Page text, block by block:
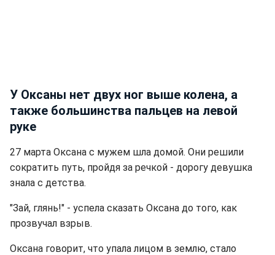
У Оксаны нет двух ног выше колена, а
также большинства пальцев на левой
руке
27 марта Оксана с мужем шла домой. Они решили
сократить путь, пройдя за речкой - дорогу девушка
знала с детства.
"Зай, глянь!" - успела сказать Оксана до того, как
прозвучал взрыв.
Оксана говорит, что упала лицом в землю, стало